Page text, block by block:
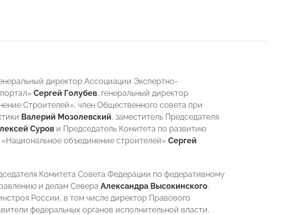
директор Ассоциации Экспертно-
Сергей Голубев, генеральный директор
Строителей», член Общественного совета при
Валерий Мозолевский, заместитель Председателя
Суров и Председатель Комитета по развитию
объединение строителей» Сергей
Комитета Совета Федерации по федеративному
и делам Севера Александра Высокинского.
России, в том числе директор Правового
федеральных органов исполнительной власти,